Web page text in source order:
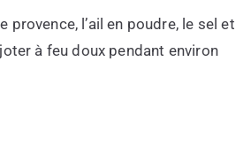
provence, l’ail en poudre, le sel et
à feu doux pendant environ